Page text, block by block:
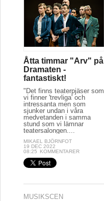
Åtta timmar "Arv" på
Dramaten -
fantastiskt!
"Det finns teaterpjäser som
vi finner 'trevliga' och
intressanta men som
sjunker undan i våra
medvetanden i samma
stund som vi lämnar
teatersalongen....
MIKAEL BJÖRNFOT
19 DEC 2022
08:25
KOMMENTARER
MUSIKSCEN